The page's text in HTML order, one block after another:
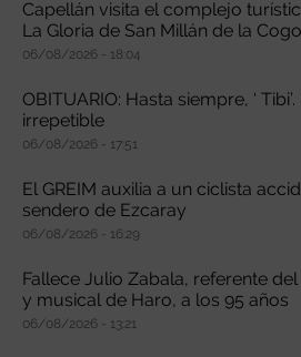
Capellán visita el complejo
La Gloria de San Millán de la
06/08/2026 18:04
OBITUARIO: Hasta siempre, ‘
irrepetible
06/08/2026 17:51
El GREIM auxilia a un ciclista
sendero de Ezcaray
06/08/2026 16:29
Fallece Julio Zabala, referente
y musical de Haro, a los 95 años
06/08/2026 13:21